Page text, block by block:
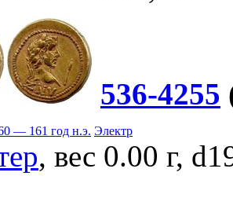
536-4255
— 161 год н.э. Электр
, вес 0.00 г,